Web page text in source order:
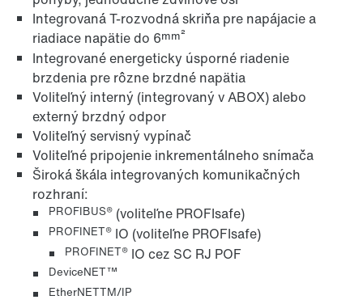
Integrovaná T-rozvodná skriňa pre napájacie a
riadiace napätie do 6mm²
Integrované energeticky úsporné riadenie
brzdenia pre rôzne brzdné napätia
Voliteľný interný (integrovaný v ABOX) alebo
externý brzdný odpor
Voliteľný servisný vypínač
Voliteľné pripojenie inkrementálneho snímača
Široká škála integrovaných komunikačných
rozhraní:
PROFIBUS® (voliteľne PROFIsafe)
PROFINET® IO (voliteľne PROFIsafe)
PROFINET® IO cez SC RJ POF
DeviceNET™
EtherNETTM/IP